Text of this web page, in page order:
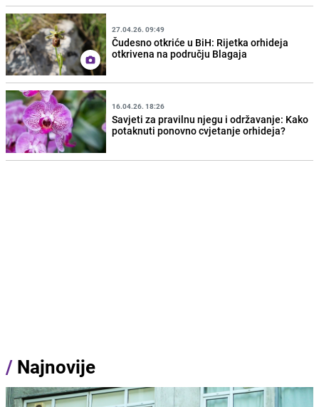
27.04.26. 09:49
Čudesno otkriće u BiH: Rijetka orhideja
otkrivena na području Blagaja
16.04.26. 18:26
Savjeti za pravilnu njegu i održavanje: Kako
potaknuti ponovno cvjetanje orhideja?
/ Najnovije